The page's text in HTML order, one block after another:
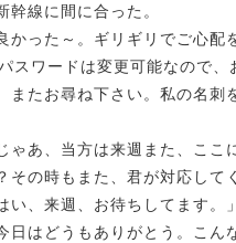
幹線に間に合った。
かった～。ギリギリでご心配
スワードは変更可能なので、
またお尋ね下さい。私の名刺
ゃあ、当方は来週また、ここ
その時もまた、君が対応して
い、来週、お待ちしてます。」
日はどうもありがとう。こん